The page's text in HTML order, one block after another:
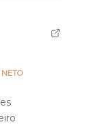
NETO